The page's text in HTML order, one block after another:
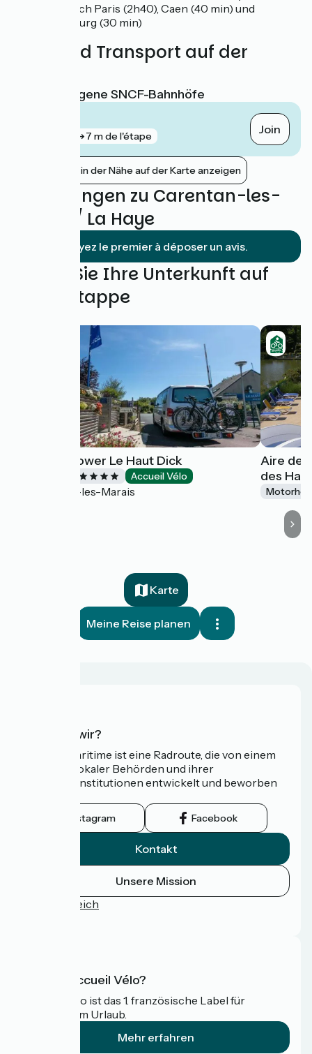
Züge nach Paris (2h40), Caen (40 min) und
Cherbourg (30 min)
Züge und Transport auf der
Nächstgelegene SNCF-Bahnhöfe
7 m de l'étape Join
Bahnhöfe in der Nähe auf der Karte anzeigen
Bewertungen zu Carentan-les-
Marais / La Haye
Soyez le premier à déposer un avis.
Finden Sie Ihre Unterkunft auf
dieser Etappe
Camping Flower Le Haut Dick
Accueil Vélo
Carentan-les-Marais
Aire de
des
Karte
Meine Reise planen
Wer sind wir?
Die Vélomaritime ist eine Radroute, die von einem
Netzwerk lokaler Behörden und ihrer
Tourismusinstitutionen entwickelt und beworben
Instagram Facebook
Kontakt
Unsere Mission
Pressebereich
Was ist Accueil Vélo?
Accueil Vélo ist das 1. französische Label für
Radfahrer im Urlaub.
Mehr erfahren